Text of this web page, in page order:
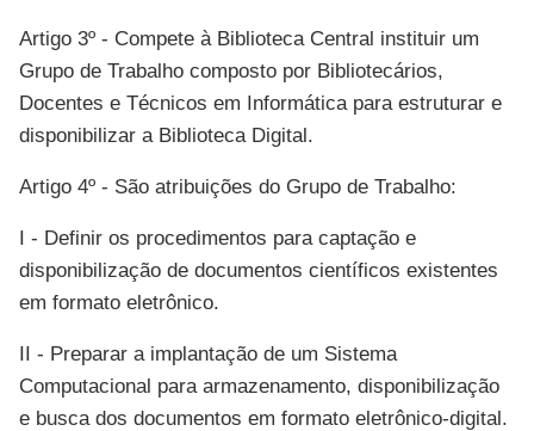
Artigo 3º - Compete à Biblioteca Central instituir um
Grupo de Trabalho composto por Bibliotecários,
Docentes e Técnicos em Informática para estruturar e
disponibilizar a Biblioteca Digital.
Artigo 4º - São atribuições do Grupo de Trabalho:
I - Definir os procedimentos para captação e
disponibilização de documentos científicos existentes
em formato eletrônico.
II - Preparar a implantação de um Sistema
Computacional para armazenamento, disponibilização
e busca dos documentos em formato eletrônico-digital.